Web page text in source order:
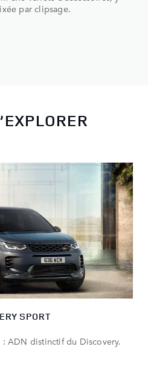
par clipsage.
SPORT
ADN distinctif du Discovery.